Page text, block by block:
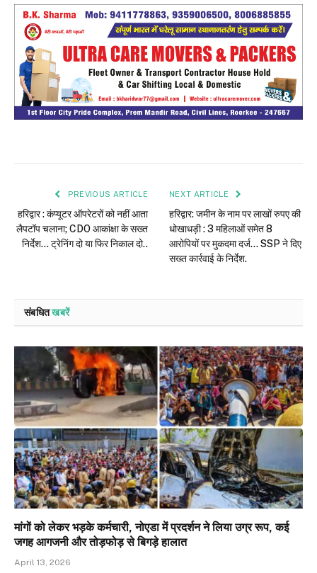
PREVIOUS ARTICLE
हरिद्वार : कंप्यूटर ऑपरेटरों को नहीं आता
लैपटॉप चलाना; CDO आकांक्षा के सख्त
निर्देश… ट्रेनिंग दो या फिर निकाल दो..
NEXT ARTICLE
हरिद्वार: जमीन के नाम पर लाखों रुपए की
धोखाधड़ी : 3 महिलाओं समेत 8
आरोपियों पर मुकदमा दर्ज… SSP ने दिए
सख्त कार्रवाई के निर्देश.
संबधितखबरें
मांगों को लेकर भड़के कर्मचारी, नोएडा में प्रदर्शन ने लिया उग्र रूप, कई
जगह आगजनी और तोड़फोड़ से बिगड़े हालात
April 13, 2026